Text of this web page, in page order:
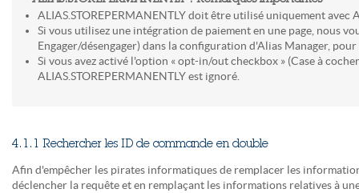
ALIAS.STOREPERMANENTLY doit être utilisé uniquement avec
Si vous utilisez une intégration de paiement en une page, nous
Engager/désengager) dans la configuration d'Alias Manager,
Si vous avez activé l'option « opt-in/out checkbox » (Case à
ALIAS.STOREPERMANENTLY est ignoré.
4.1.1 Rechercher les ID de commande en double
Afin d'empêcher les pirates informatiques de remplacer les
déclencher la requête et en remplaçant les informations relatives à